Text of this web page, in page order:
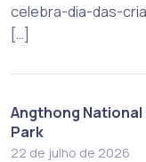
celebra-dia-das-
[…]
Angthong National
Park
22 de julho de 2026